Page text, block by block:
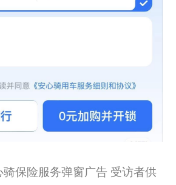
保险服务弹窗广告 受访者供